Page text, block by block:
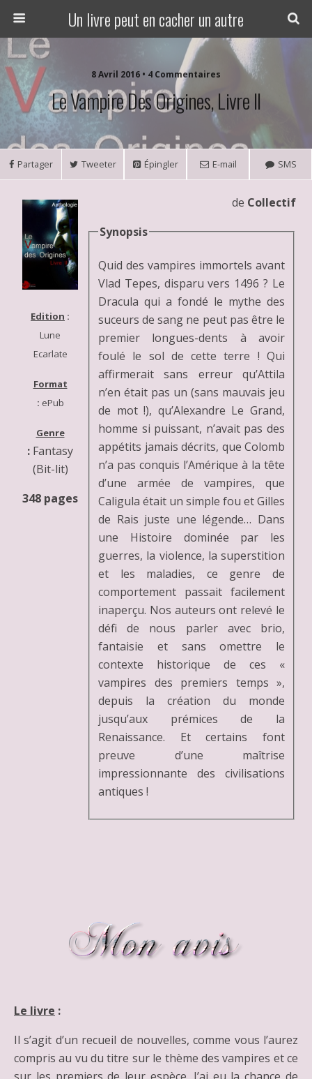
Un livre peut en cacher un autre
8 Avril 2016 • 4 Commentaires
Le Vampire Des Origines, Livre II
Partager Tweeter Épingler E-mail SMS
Edition :
Lune
Ecarlate
Format
: ePub
Genre
: Fantasy
(Bit-lit)
348 pages
de Collectif
Synopsis
Quid des vampires immortels avant
Vlad Tepes, disparu vers 1496 ? Le
Dracula qui a fondé le mythe des
suceurs de sang ne peut pas être le
premier longues-dents à avoir
foulé le sol de cette terre ! Qui
affirmerait sans erreur qu’Attila
n’en était pas un (sans mauvais jeu
de mot !), qu’Alexandre Le Grand,
homme si puissant, n’avait pas des
appétits jamais décrits, que Colomb
n’a pas conquis l’Amérique à la tête
d’une armée de vampires, que
Caligula était un simple fou et Gilles
de Rais juste une légende… Dans
une Histoire dominée par les
guerres, la violence, la superstition
et les maladies, ce genre de
comportement passait facilement
inaperçu. Nos auteurs ont relevé le
défi de nous parler avec brio,
fantaisie et sans omettre le
contexte historique de ces «
vampires des premiers temps »,
depuis la création du monde
jusqu’aux prémices de la
Renaissance. Et certains font
preuve d’une maîtrise
impressionnante des civilisations
antiques !
Le livre :
Il s’agit d’un recueil de nouvelles, comme vous l’aurez
compris au vu du titre sur le thème des vampires et ce